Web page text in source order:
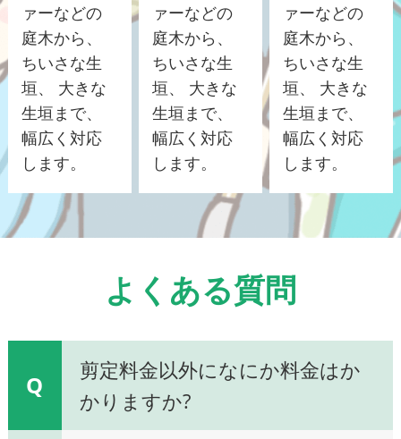
ァーなどの
庭木から、
ちいさな生
垣、 大きな
生垣まで、
幅広く対応
します。
ァーなどの
庭木から、
ちいさな生
垣、 大きな
生垣まで、
幅広く対応
します。
ァーなどの
庭木から、
ちいさな生
垣、 大きな
生垣まで、
幅広く対応
します。
よくある質問
Q
剪定料金以外になにか料金はか
かりますか?